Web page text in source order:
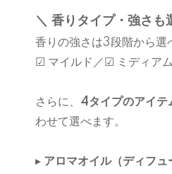
＼ 香りタイプ・強さも
香りの強さは3段階から選
☑ マイルド／☑ ミディア
さらに、 4タイプのアイテ
わせて選べます。
▸ アロマオイル（ディフ